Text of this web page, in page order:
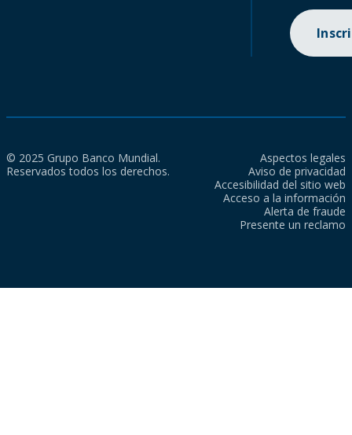
© 2025 Grupo Banco Mundial.
Reservados todos los derechos.
Aspectos legales
Aviso de privacidad
Accesibilidad del sitio web
Acceso a la información
Alerta de fraude
Presente un reclamo